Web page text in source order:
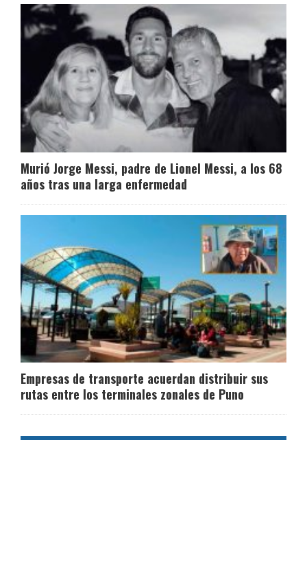
Murió Jorge Messi, padre de Lionel Messi, a los 68
años tras una larga enfermedad
Empresas de transporte acuerdan distribuir sus
rutas entre los terminales zonales de Puno